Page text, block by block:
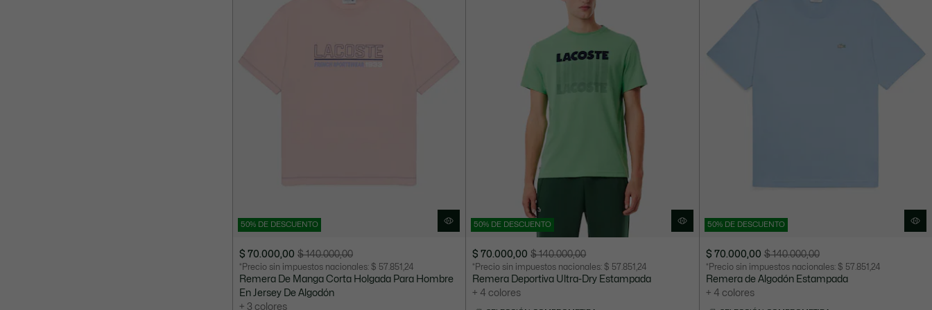
50% DE DESCUENTO
$ 70.000,00
Precio
después
del
descuento:
$ 140.000,00
Precio
original
antes
del
*Precio sin impuestos nacionales: $ 57.851,24
Remera De Manga Corta Holgada Para Hombre
En Jersey De Algodón
+ 3 colores
50% DE DESCUENTO
$ 70.000,00
Precio
después
del
$ 140.000,00
Precio
original
antes
*Precio sin impuestos nacionales: $ 57.851,24
Remera Deportiva Ultra-Dry Estampada
+ 4 colores
50% DE DESCUENTO
$ 70.000,00
Precio
después
del
$ 140.000,00
Precio
original
antes
*Precio sin impuestos nacionales: $ 57.851,24
Remera de Algodón Estampada
+ 4 colores